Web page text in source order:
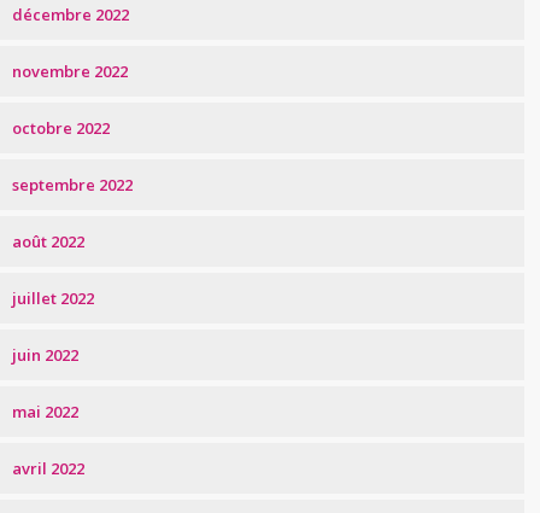
décembre 2022
novembre 2022
octobre 2022
septembre 2022
août 2022
juillet 2022
juin 2022
mai 2022
avril 2022